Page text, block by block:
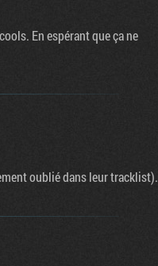
En espérant que ça ne
oublié dans leur tracklist).